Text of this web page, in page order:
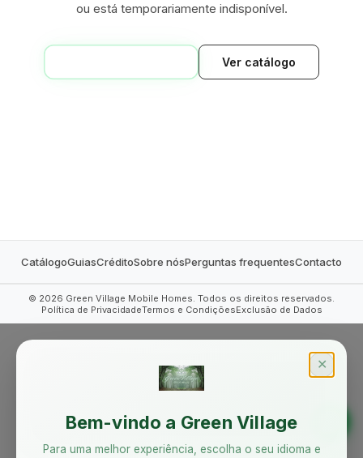
ou está temporariamente indisponível.
Ver catálogo
CatálogoGuiasCréditoSobre nósPerguntas frequentesContacto
© 2026 Green Village Mobile Homes. Todos os direitos reservados.
Política de PrivacidadeTermos e CondiçõesExclusão de Dados
✕
Bem-vindo a Green Village
Para uma melhor experiência, escolha o seu idioma e